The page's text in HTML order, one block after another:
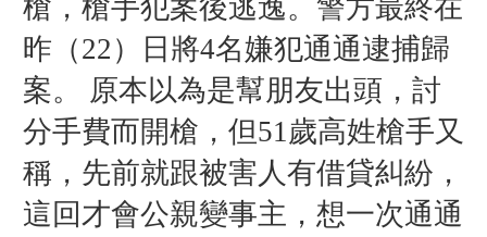
槍，槍手犯案後逃逸。警方最終在
昨（22）日將4名嫌犯通通逮捕歸
案。 原本以為是幫朋友出頭，討
分手費而開槍，但51歲高姓槍手又
稱，先前就跟被害人有借貸糾紛，
這回才會公親變事主，想一次通通